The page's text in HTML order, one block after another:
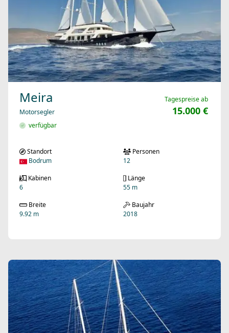
Meira
Motorsegler
verfügbar
Tagespreise ab
15.000 €
Standort
Bodrum
Personen
12
Kabinen
6
Länge
55 m
Breite
9.92 m
Baujahr
2018